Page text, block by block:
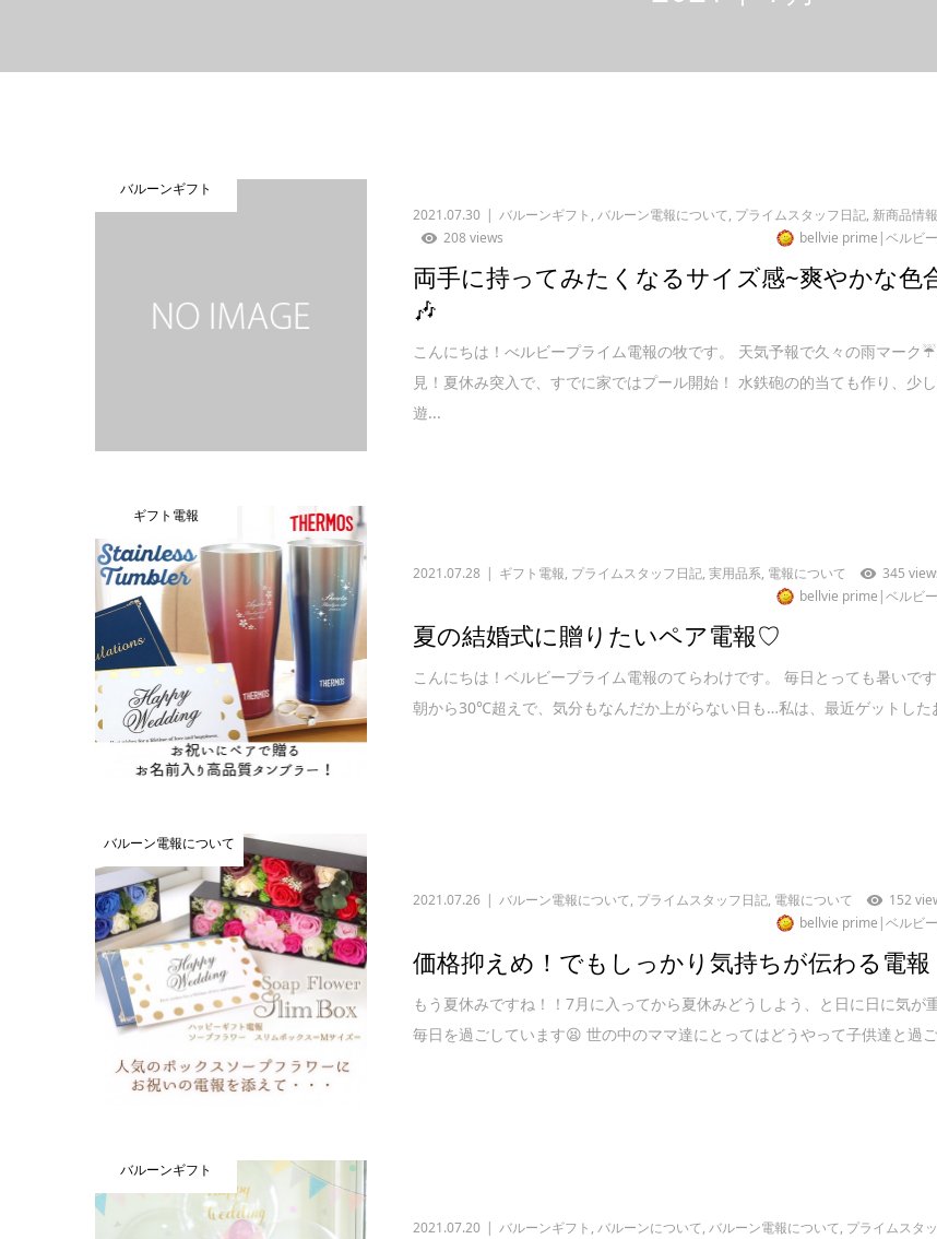
バルーンギフト
2021.07.30
バルーンギフト ,バルーン電報について, プライムスタッフ日記, 新商品情報
208 views
bellvie prime|ベルビ
両手に持ってみたくなるサイズ感~爽やかな色
🎶
こんにちは！べルビープライム電報の牧です。 天気予報で久々の雨マーク
見！夏休み突入で、すでに家ではプール開始！ 水鉄砲の的当ても作り、少
遊...
ギフト電報
2021.07.28 ギフト電報, プライムスタッフ日記,実用品系, 電報について
345
bellvie prime|ベルビ
夏の結婚式に贈りたいペア電報♡
こんにちは！ベルビープライム電報のてらわけです。 毎日とっても暑いです
朝から30℃超えで、気分もなんだか上がらない日も…私は、最近ゲットした
バルーン電報について
2021.07.26 バルーン電報について, プライムスタッフ日記, 電報について
152
bellvie prime|ベルビ
価格抑えめ！でもしっかり気持ちが伝わる電報
もう夏休みですね！！7月に入ってから夏休みどうしよう、と日に日に気が
毎日を過ごしています😫 世の中のママ達にとってはどうやって子供達と過
バルーンギフト
2021.07.20 バルーンギフト ,バルーンについて,バルーン電報について, プライムスタ